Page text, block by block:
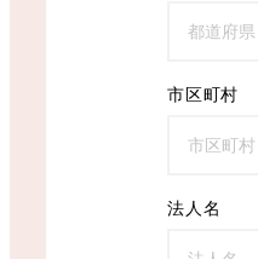
市区町村
法人名